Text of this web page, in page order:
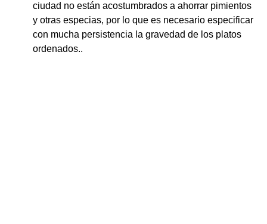
ciudad no están acostumbrados a ahorrar pimientos
y otras especias, por lo que es necesario especificar
con mucha persistencia la gravedad de los platos
ordenados..